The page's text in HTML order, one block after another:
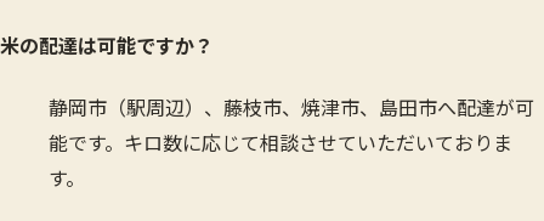
米の配達は可能ですか？
静岡市（駅周辺）、藤枝市、焼津市、島田市へ配達が可
能です。キロ数に応じて相談させていただいておりま
す。